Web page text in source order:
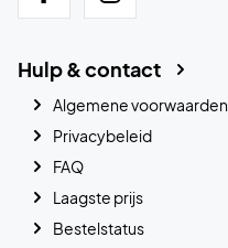
Hulp & contact
Algemene voorwaarden
Privacybeleid
FAQ
Laagste prijs
Bestelstatus